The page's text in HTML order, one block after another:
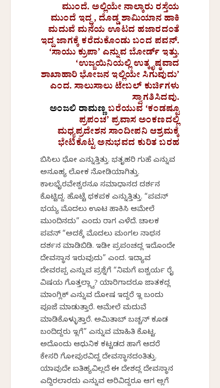
ಮುಂದೆ. ಅಲ್ಲಿಯೇ ನಾಲ್ಕಾರು ರಸ್ತೆಯ
ಮುಂದೆ ಇದ್ದ, ದೊಡ್ಡ ಶಾಮಿಯಾನ ಹಾಕಿ
ಮದುವೆ ಮನೆಯ ಊಟದ ಹಜಾರದಂತೆ
ಇದ್ದ ಜಾಗಕ್ಕೆ ಕರೆದುಕೊಂಡು ಬಂದ ಪವನ್.
‘ಸಾಯು ಕ್ರುಪಾ’ ಎನ್ನುವ ಬೋರ್ಡ್ ಇತ್ತು.
‘ಉಜ್ಜಯಿನಿಯಲ್ಲಿ ಉತ್ಕೃಷ್ಠವಾದ
ಶಾಖಾಹಾರಿ ಭೋಜನ ಇಲ್ಲಿಯೇ ಸಿಗುವುದು’
ಎಂದ. ಸಾಲುಸಾಲು ಟೇಬಲ್ ಕುರ್ಚಿಗಳು
ಸ್ವಾಗತಿಸಿದವು.
ಅಂಜಲಿ ರಾಮಣ್ಣಬರೆಯುವ ‘ಕಂಡಷ್ಟೂ
ಪ್ರಪಂಚ’ ಪ್ರವಾಸ ಅಂಕಣದಲ್ಲಿ
ಮಧ್ಯಪ್ರದೇಶನ ಸಾಂದೀಪನಿ ಆಶ್ರಮಕ್ಕೆ
ಭೇಟಿಕೊಟ್ಟ ಅನುಭವದ ಕುರಿತ ಬರಹ
ಬಿಸಿಲು ಧೋ ಎನ್ನುತ್ತಿತ್ತು. ಭತೃಹರಿ ಗುಹೆ ಎನ್ನುವ
ಅನೂಹ್ಯ ಲೋಕ ನೋಡಿಯಾಗಿತ್ತು.
ಕಾಲಭೈರವೇಶ್ವರನೂ ಸಮಾಧಾನದ ದರ್ಶನ
ಕೊಟ್ಟಿದ್ದ. ಹೊಟ್ಟೆ ಥಕಪಕ ಎನ್ನುತ್ತಿತ್ತು. “ಪವನ್
ಭಯ್ಯ ಮೊದಲು ಊಟ ಹಾಕಿಸಿ ಆಮೇಲೆ
ಮುಂದಿನದು” ಎಂದು ರಾಗ ಎಳೆದೆ. ಚಾಲಕ
ಪವನ್ “ಅದಕ್ಕೆ ಮೊದಲು ಮಂಗಲ ನಾಥನ
ದರ್ಶನ ಮಾಡಿಬಿಡಿ. ಇಡೀ ಪ್ರಪಂಚದಲ್ಲಿ ಇದೊಂದೇ
ದೇವಸ್ಥಾನ ಇರುವುದು” ಎಂದ. ಇದ್ಯಾವ
ದೇವರಪ್ಪ ಎನ್ನುವ ಪ್ರಶ್ನೆಗೆ “ನಿಮಗೆ ಐಶ್ವರ್ಯ ರೈ
ವಿಷಯ ಗೊತ್ತಲ್ಲ್ವಾ? ಯಾರಿಗಾದರೂ ಜಾತಕದಲ್ಲಿ
ಮಾಂಗ್ಲಿಕ್ ಎನ್ನುವ ದೋಷ ಇದ್ದರೆ ಇಲ್ಲಿ ಬಂದು
ಪೂಜೆ ಮಾಡುತ್ತಾರೆ. ಆಮೇಲೆ ಮದುವೆ
ಮಾಡಿಕೊಳ್ಳುತ್ತಾರೆ. ಅಮಿತಾಬ್ ಬಚ್ಚನ್ ಕೂಡ
ಬಂದಿದ್ದರು ಇಲ್ಲಿಗೆ” ಎನ್ನುವ ಮಾಹಿತಿ ಕೊಟ್ಟ.
ಅದೊಂದು ಆಧುನಿಕ ಕಟ್ಟಡದ ಹಾಗೆ ಆದರೆ
ಕೇಸರಿ ಗೋಪುರವಿದ್ದ ದೇವಸ್ಥಾನದಂತಿತ್ತು.
ಯಾವುದೇ ಐತಿಹ್ಯವಿಲ್ಲದೆ ಈ ದೇಶದಲ್ಲಿ ದೇವಸ್ಥಾನ
ಎದ್ದಿರಲಾರದು ಎನ್ನುವ ಅರಿವಿದ್ದರೂ ಆಗ ಅಲ್ಲಿಗೆ